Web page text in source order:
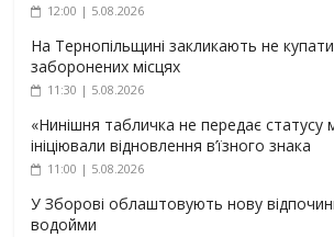
12:00 | 5.08.2026
На Тернопільщині закликають не
заборонених місцях
11:30 | 5.08.2026
«Нинішня табличка не передає статусу
ініціювали відновлення в’їзного знака
11:00 | 5.08.2026
У Зборові облаштовують нову
водойми